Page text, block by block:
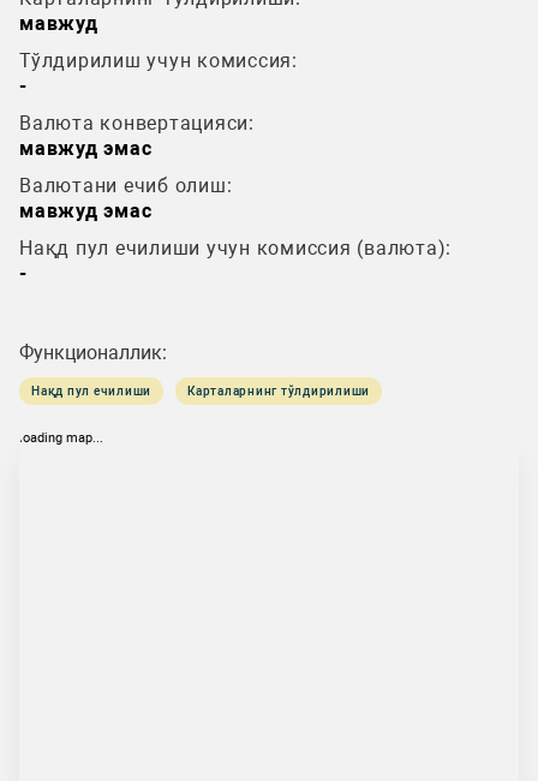
мавжуд
Тўлдирилиш учун комиссия:
-
Валюта конвертацияси:
мавжуд эмас
Валютани ечиб олиш:
мавжуд эмас
Нақд пул ечилиши учун комиссия (валюта):
-
Функционаллик:
Нақд пул ечилиши Карталарнинг тўлдирилиши
loading map...